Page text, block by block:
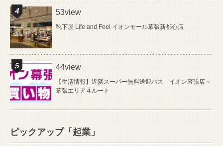
53view
靴下屋 Life and Feel イオンモール幕張新都心店
44view
【生活情報】近隣スーパー無料送迎バス イオン幕張店～
幕張エリア４ルート
ピックアップ「起業」